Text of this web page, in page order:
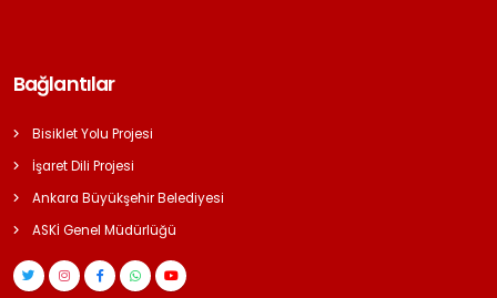
Bağlantılar
Bisiklet Yolu Projesi
İşaret Dili Projesi
Ankara Büyükşehir Belediyesi
ASKİ Genel Müdürlüğü